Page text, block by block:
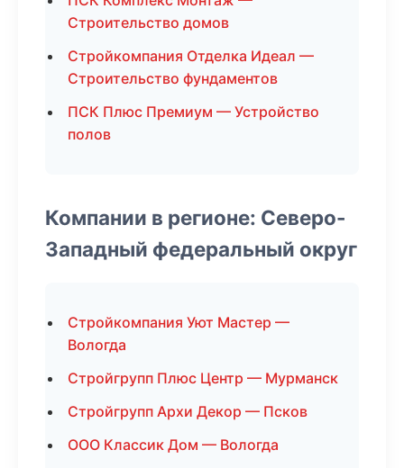
Строительство домов
Стройкомпания Отделка Идеал —
Строительство фундаментов
ПСК Плюс Премиум — Устройство
полов
Компании в регионе: Северо-
Западный федеральный округ
Стройкомпания Уют Мастер —
Вологда
Стройгрупп Плюс Центр — Мурманск
Стройгрупп Архи Декор — Псков
ООО Классик Дом — Вологда